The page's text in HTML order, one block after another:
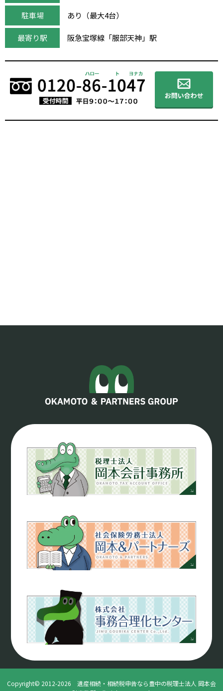
駐車場 あり（最大4台）
最寄り駅 阪急宝塚線「服部天神」駅
Copyright© 2012-2026 遺産相続・相続税申告なら豊中の税理士法人 岡本会